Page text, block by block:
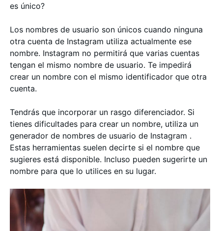
es único?
Los nombres de usuario son únicos cuando ninguna
otra cuenta de Instagram utiliza actualmente ese
nombre. Instagram no permitirá que varias cuentas
tengan el mismo nombre de usuario. Te impedirá
crear un nombre con el mismo identificador que otra
cuenta.
Tendrás que incorporar un rasgo diferenciador. Si
tienes dificultades para crear un nombre, utiliza un
generador de nombres de usuario de Instagram .
Estas herramientas suelen decirte si el nombre que
sugieres está disponible. Incluso pueden sugerirte un
nombre para que lo utilices en su lugar.